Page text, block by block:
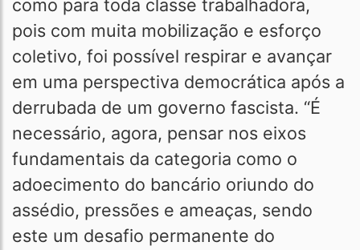
como para toda classe trabalhadora,
pois com muita mobilização e esforço
coletivo, foi possível respirar e avançar
em uma perspectiva democrática após a
derrubada de um governo fascista. “É
necessário, agora, pensar nos eixos
fundamentais da categoria como o
adoecimento do bancário oriundo do
assédio, pressões e ameaças, sendo
este um desafio permanente do